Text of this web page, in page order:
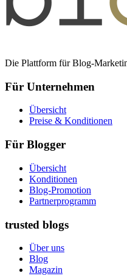
Die Plattform für Blog-
Für Unternehmen
Übersicht
Preise & Konditionen
Für Blogger
Übersicht
Konditionen
Blog-Promotion
Partnerprogramm
trusted blogs
Über uns
Blog
Magazin